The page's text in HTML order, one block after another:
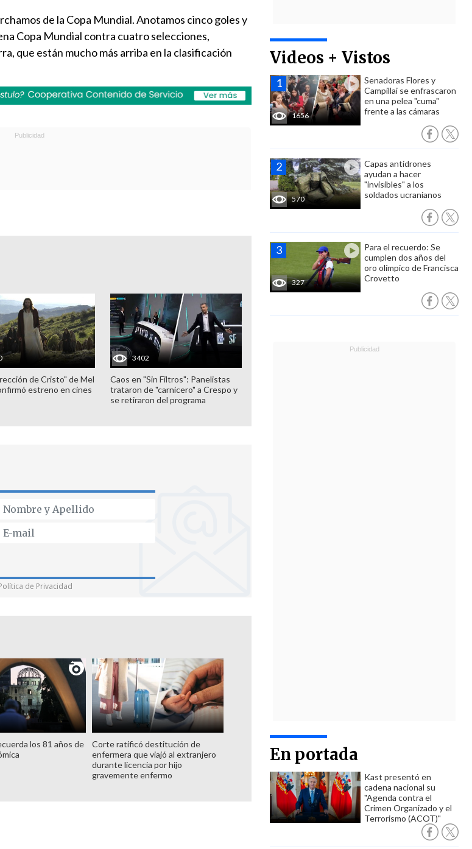
Videos + Vistos
1656
Senadoras Flores y
Campillai se enfrascaron
en una pelea "cuma"
frente a las cámaras
570
Capas antidrones
ayudan a hacer
"invisibles" a los
soldados ucranianos
327
Para el recuerdo: Se
cumplen dos años del
oro olímpico de Francisca
Crovetto
En portada
Kast presentó en
cadena nacional su
"Agenda contra el
Crimen Organizado y el
Terrorismo (ACOT)"
de la Copa Mundial. Anotamos cinco goles y
Copa Mundial contra cuatro selecciones,
que están mucho más arriba en la clasificación
de Cristo" de Mel
estreno en cines
3402
Caos en "Sin Filtros": Panelistas
trataron de "carnicero" a Crespo y
se retiraron del programa
de Privacidad
los 81 años de
Corte ratificó destitución de
enfermera que viajó al extranjero
durante licencia por hijo
gravemente enfermo